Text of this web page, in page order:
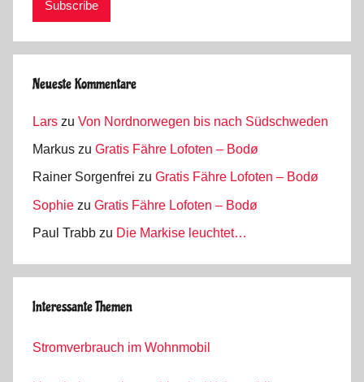
Neueste Kommentare
Lars zu Von Nordnorwegen bis nach Südschweden
Markus zu Gratis Fähre Lofoten – Bodø
Rainer Sorgenfrei zu Gratis Fähre Lofoten – Bodø
Sophie zu Gratis Fähre Lofoten – Bodø
Paul Trabb zu Die Markise leuchtet…
Interessante Themen
Stromverbrauch im Wohnmobil